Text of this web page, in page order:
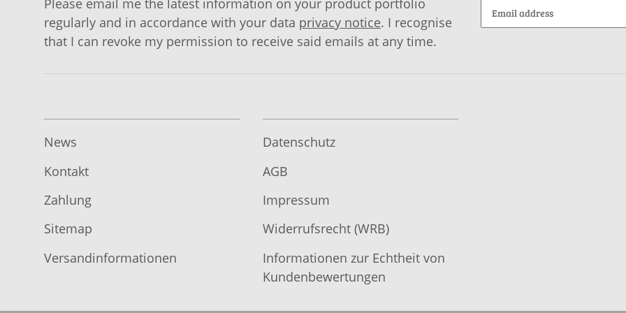
Please email me the latest information on your product portfolio
regularly and in accordance with your data privacy notice. I recognise
that I can revoke my permission to receive said emails at any time.
News
Kontakt
Zahlung
Sitemap
Versandinformationen
Datenschutz
AGB
Impressum
Widerrufsrecht (WRB)
Informationen zur Echtheit von
Kundenbewertungen